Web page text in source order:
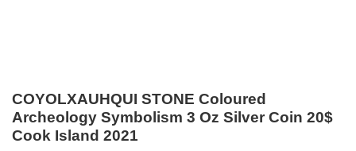
COYOLXAUHQUI STONE Coloured
Archeology Symbolism 3 Oz Silver Coin 20$
Cook Island 2021